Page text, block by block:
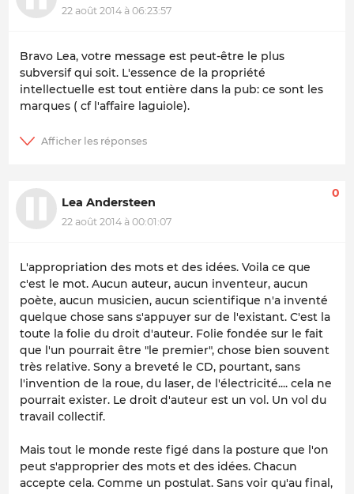
22 août 2014 à 06:23:57
Bravo Lea, votre message est peut-être le plus
subversif qui soit. L'essence de la propriété
intellectuelle est tout entière dans la pub: ce sont les
marques ( cf l'affaire laguiole).
Lea Andersteen
22 août 2014 à 00:01:07
0
L'appropriation des mots et des idées. Voila ce que
c'est le mot. Aucun auteur, aucun inventeur, aucun
poète, aucun musicien, aucun scientifique n'a inventé
quelque chose sans s'appuyer sur de l'existant. C'est la
toute la folie du droit d'auteur. Folie fondée sur le fait
que l'un pourrait être "le premier", chose bien souvent
très relative. Sony a breveté le CD, pourtant, sans
l'invention de la roue, du laser, de l'électricité.... cela ne
pourrait exister. Le droit d'auteur est un vol. Un vol du
travail collectif.
Mais tout le monde reste figé dans la posture que l'on
peut s'approprier des mots et des idées. Chacun
accepte cela. Comme un postulat. Sans voir qu'au final,